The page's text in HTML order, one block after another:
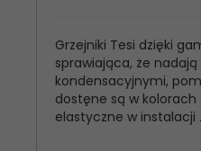
Grzejniki Tesi dzięki
sprawiająca, że
kondensacyjnymi,
dostęne są w kolorach
elastyczne w instalacji .
Model
Produktu:
Wysokość
Grzejnika:
765